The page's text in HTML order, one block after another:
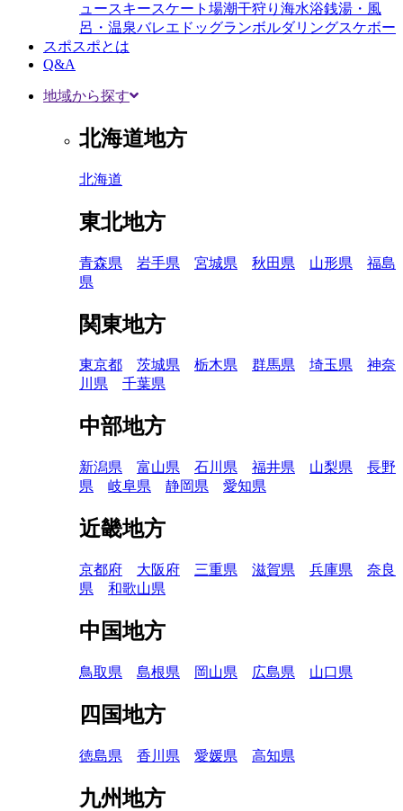
ュースキースケート場潮干狩り 海水浴銭湯・風
呂・温泉バレエ ドッグランボルダリングスケボー
スポスポとは
Q&A
地域から探す
北海道地方
北海道
東北地方
青森県 岩手県 宮城県 秋田県 山形県
福島
県
関東地方
東京都 茨城県 栃木県 群馬県 埼玉県
神奈
川県
千葉県
中部地方
新潟県 富山県 石川県 福井県 山梨県
長野
県
岐阜県 静岡県 愛知県
近畿地方
京都府 大阪府 三重県 滋賀県 兵庫県
奈良
県
和歌山県
中国地方
鳥取県 島根県 岡山県 広島県 山口県
四国地方
徳島県 香川県 愛媛県 高知県
九州地方